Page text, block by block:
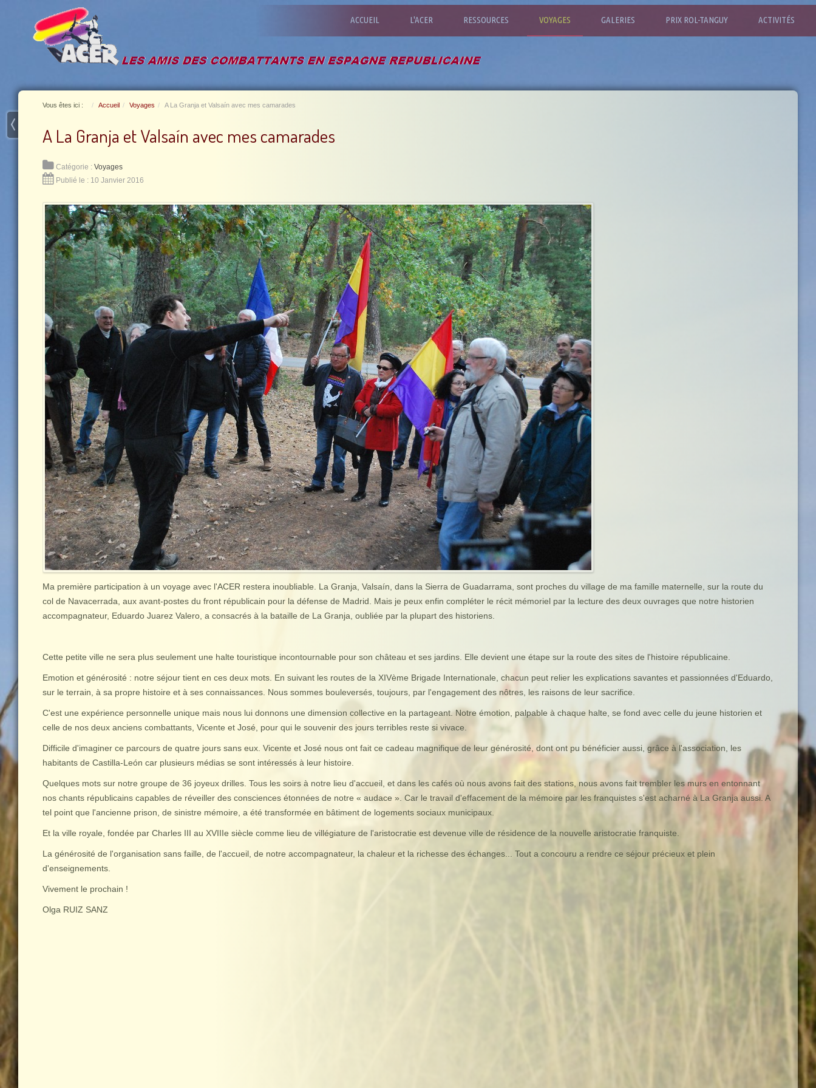
ACCUEIL L'ACER RESSOURCES VOYAGES GALERIES PRIX ROL-TANGUY ACTIVITÉS
Vous êtes ici : Accueil Voyages A La Granja et Valsaín avec mes camarades
A La Granja et Valsaín avec mes camarades
Catégorie : Voyages
Publié le : 10 Janvier 2016
Ma première participation à un voyage avec l'ACER restera inoubliable. La Granja, Valsaín, dans la Sierra de Guadarrama, sont proches du village de ma famille maternelle, sur la route du
col de Navacerrada, aux avant-postes du front républicain pour la défense de Madrid. Mais je peux enfin compléter le récit mémoriel par la lecture des deux ouvrages que notre historien
accompagnateur, Eduardo Juarez Valero, a consacrés à la bataille de La Granja, oubliée par la plupart des historiens.
Cette petite ville ne sera plus seulement une halte touristique incontournable pour son château et ses jardins. Elle devient une étape sur la route des sites de l'histoire républicaine.
Emotion et générosité : notre séjour tient en ces deux mots. En suivant les routes de la XIVème Brigade Internationale, chacun peut relier les explications savantes et passionnées d'Eduardo,
sur le terrain, à sa propre histoire et à ses connaissances. Nous sommes bouleversés, toujours, par l'engagement des nôtres, les raisons de leur sacrifice.
C'est une expérience personnelle unique mais nous lui donnons une dimension collective en la partageant. Notre émotion, palpable à chaque halte, se fond avec celle du jeune historien et
celle de nos deux anciens combattants, Vicente et José, pour qui le souvenir des jours terribles reste si vivace.
Difficile d'imaginer ce parcours de quatre jours sans eux. Vicente et José nous ont fait ce cadeau magnifique de leur générosité, dont ont pu bénéficier aussi, grâce à l'association, les
habitants de Castilla-León car plusieurs médias se sont intéressés à leur histoire.
Quelques mots sur notre groupe de 36 joyeux drilles. Tous les soirs à notre lieu d'accueil, et dans les cafés où nous avons fait des stations, nous avons fait trembler les murs en entonnant
nos chants républicains capables de réveiller des consciences étonnées de notre « audace ». Car le travail d'effacement de la mémoire par les franquistes s'est acharné à La Granja aussi. A
tel point que l'ancienne prison, de sinistre mémoire, a été transformée en bâtiment de logements sociaux municipaux.
Et la ville royale, fondée par Charles III au XVIIIe siècle comme lieu de villégiature de l'aristocratie est devenue ville de résidence de la nouvelle aristocratie franquiste.
La générosité de l'organisation sans faille, de l'accueil, de notre accompagnateur, la chaleur et la richesse des échanges... Tout a concouru a rendre ce séjour précieux et plein
d'enseignements.
Vivement le prochain !
Olga RUIZ SANZ